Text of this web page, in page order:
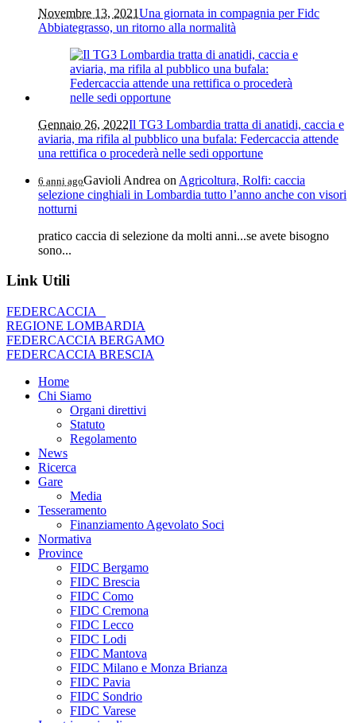
Novembre 13, 2021Una giornata in compagnia per Fidc
Abbiategrasso, un ritorno alla normalità
Gennaio 26, 2022Il TG3 Lombardia tratta di anatidi, caccia e
aviaria, ma rifila al pubblico una bufala: Federcaccia attende
una rettifica o procederà nelle sedi opportune
6 anni agoGavioli Andrea on Agricoltura, Rolfi: caccia
selezione cinghiali in Lombardia tutto l’anno anche con visori
notturni
pratico caccia di selezione da molti anni...se avete bisogno
sono...
Link Utili
FEDERCACCIA
REGIONE LOMBARDIA
FEDERCACCIA BERGAMO
FEDERCACCIA BRESCIA
Home
Chi Siamo
Organi direttivi
Statuto
Regolamento
News
Ricerca
Gare
Media
Tesseramento
Finanziamento Agevolato Soci
Normativa
Province
FIDC Bergamo
FIDC Brescia
FIDC Como
FIDC Cremona
FIDC Lecco
FIDC Lodi
FIDC Mantova
FIDC Milano e Monza Brianza
FIDC Pavia
FIDC Sondrio
FIDC Varese